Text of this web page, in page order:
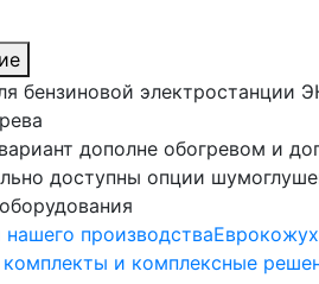
бензиновой электростанции
дополне обогревом и
доступны опции
производства
комплекты и комплексные